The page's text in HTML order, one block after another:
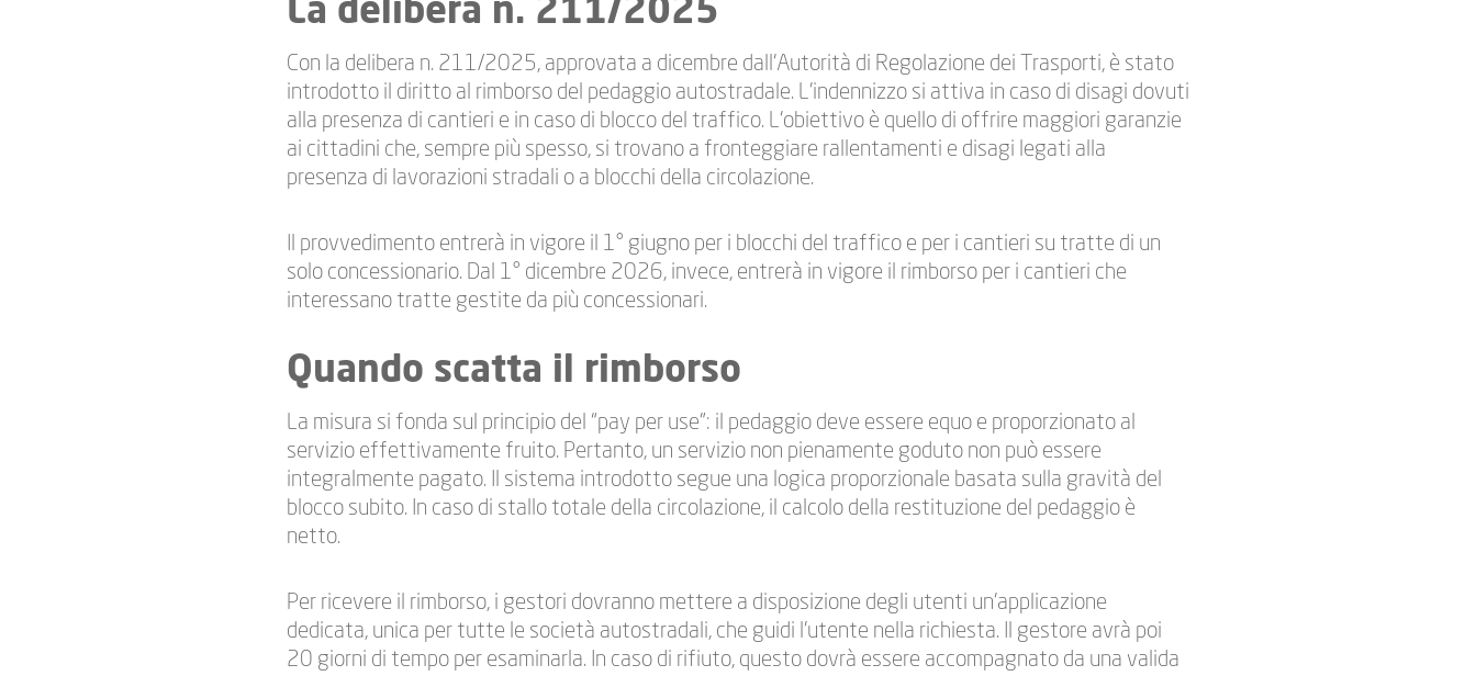
La delibera n. 211/2025
Con la delibera n. 211/2025, approvata a dicembre dall’Autorità di Regolazione dei Trasporti, è stato
introdotto il diritto al rimborso del pedaggio autostradale. L’indennizzo si attiva in caso di disagi dovuti
alla presenza di cantieri e in caso di blocco del traffico. L’obiettivo è quello di offrire maggiori garanzie
ai cittadini che, sempre più spesso, si trovano a fronteggiare rallentamenti e disagi legati alla
presenza di lavorazioni stradali o a blocchi della circolazione.
Il provvedimento entrerà in vigore il 1° giugno per i blocchi del traffico e per i cantieri su tratte di un
solo concessionario. Dal 1° dicembre 2026, invece, entrerà in vigore il rimborso per i cantieri che
interessano tratte gestite da più concessionari.
Quando scatta il rimborso
La misura si fonda sul principio del “pay per use”: il pedaggio deve essere equo e proporzionato al
servizio effettivamente fruito. Pertanto, un servizio non pienamente goduto non può essere
integralmente pagato. Il sistema introdotto segue una logica proporzionale basata sulla gravità del
blocco subito. In caso di stallo totale della circolazione, il calcolo della restituzione del pedaggio è
netto.
Per ricevere il rimborso, i gestori dovranno mettere a disposizione degli utenti un’applicazione
dedicata, unica per tutte le società autostradali, che guidi l’utente nella richiesta. Il gestore avrà poi
20 giorni di tempo per esaminarla. In caso di rifiuto, questo dovrà essere accompagnato da una valida